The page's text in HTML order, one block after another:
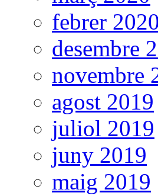
febrer 2020
desembre
novembre
agost 2019
juliol 2019
juny 2019
maig 2019